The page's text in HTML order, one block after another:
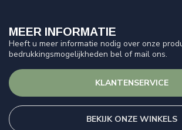
MEER INFORMATIE
Heeft u meer informatie nodig over onze
bedrukkingsmogelijkheden bel of mail ons.
KLANTENSERVICE
BEKIJK ONZE WINKELS